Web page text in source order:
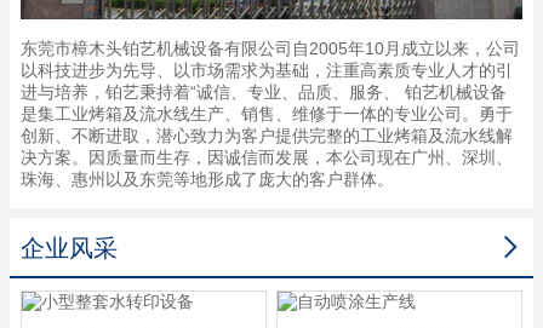
东莞市樟木头铂艺机械设备有限公司自2005年10月成立以来，公司
以科技进步为先导、以市场需求为基础，注重高素质专业人才的引
进与培养，铂艺秉持着“诚信、专业、品质、服务、 铂艺机械设备
是集工业烤箱及流水线生产、销售、维修于一体的专业公司。勇于
创新、不断进取，潜心致力为客户提供完整的工业烤箱及流水线解
决方案。因质量而生存，因诚信而发展，本公司现在广州、深圳、
珠海、惠州以及东莞等地形成了庞大的客户群体。

企业风采